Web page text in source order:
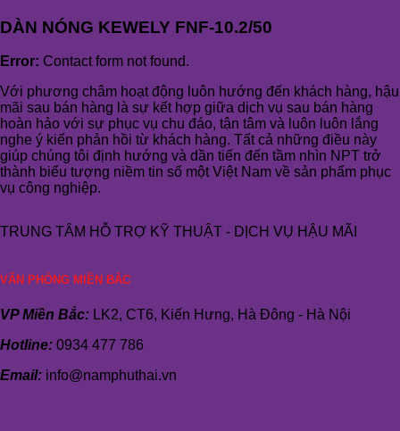
DÀN NÓNG KEWELY FNF-10.2/50
Error: Contact form not found.
Với phương châm hoạt động luôn hướng đến khách hàng, hậu
mãi sau bán hàng là sự kết hợp giữa dịch vụ sau bán hàng
hoàn hảo với sự phục vụ chu đáo, tận tâm và luôn luôn lắng
nghe ý kiến phản hồi từ khách hàng. Tất cả những điều này
giúp chúng tôi định hướng và dần tiến đến tầm nhìn NPT trở
thành biểu tượng niềm tin số một Việt Nam về sản phẩm phục
vụ công nghiệp.
TRUNG TÂM HỖ TRỢ KỸ THUẬT - DỊCH VỤ HẬU MÃI
VĂN PHÒNG MIỀN BẮC
VP Miền Bắc: LK2, CT6, Kiến Hưng, Hà Đông - Hà Nội
Hotline: 0934 477 786
Email: info@namphuthai.vn